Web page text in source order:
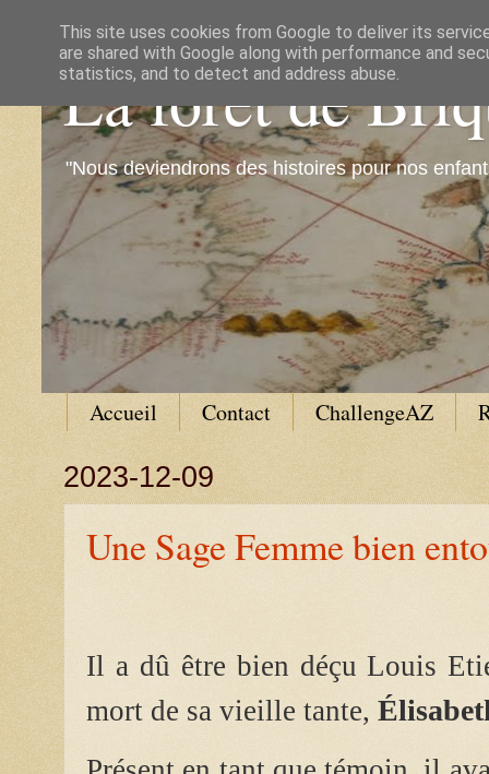
La forêt de
"Nous deviendrons des histoires pour nos
Accueil Contact ChallengeAZ
2023-12-09
Une Sage Femme bien
Il a dû être bien déçu Louis
mort de sa vieille tante,
This site uses cookies from Google to deliver its
are shared with Google along with performance and
statistics, and to detect and address abuse.